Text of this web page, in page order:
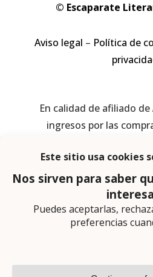
© Escaparate
Aviso legal – Política de
En calidad de afiliado
ingresos por las
Página web diseñada